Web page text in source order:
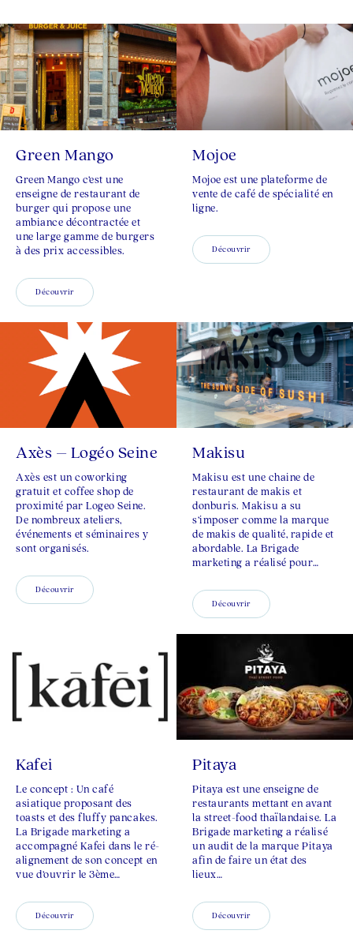
Green Mango
Green Mango c’est une
enseigne de restaurant de
burger qui propose une
ambiance décontractée et
une large gamme de burgers
à des prix accessibles.
Découvrir
Mojoe
Mojoe est une plateforme de
vente de café de spécialité en
ligne.
Découvrir
Axès – Logéo Seine
Axès est un coworking
gratuit et coffee shop de
proximité par Logeo Seine.
De nombreux ateliers,
événements et séminaires y
sont organisés​.
Découvrir
Makisu
Makisu est une chaine de
restaurant de makis et
donburis. Makisu a su
s’imposer comme la marque
de makis de qualité, rapide et
abordable. La Brigade
marketing a réalisé pour…
Découvrir
Kafei
Le concept : Un café
asiatique proposant des
toasts et des fluffy pancakes.
La Brigade marketing a
accompagné Kafei dans le ré-
alignement de son concept en
vue d’ouvrir le 3ème…
Découvrir
Pitaya
Pitaya est une enseigne de
restaurants mettant en avant
la street-food thaïlandaise. La
Brigade marketing a réalisé
un audit de la marque Pitaya
afin de faire un état des
lieux…
Découvrir